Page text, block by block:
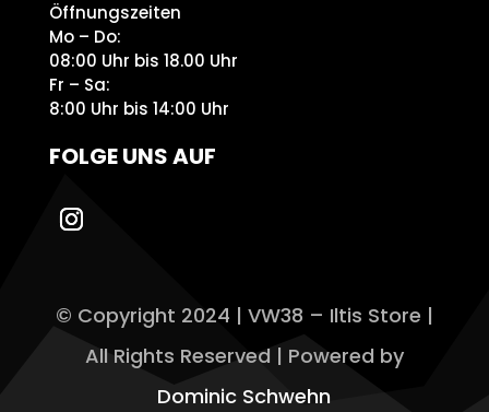
Öffnungszeiten
Mo – Do:
08:00 Uhr bis 18.00 Uhr
Fr – Sa:
8:00 Uhr bis 14:00 Uhr
FOLGE UNS AUF
© Copyright 2024 | VW38 – Iltis Store |
All Rights Reserved | Powered by
Dominic Schwehn